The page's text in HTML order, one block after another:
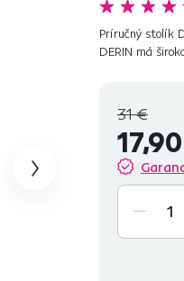
Príručný stolík
DERIN má
31 €